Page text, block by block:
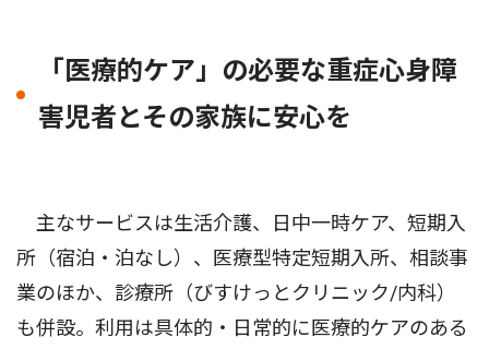
「医療的ケア」の必要な重症心身障
害児者とその家族に安心を
主なサービスは生活介護、日中一時ケア、短期入
所（宿泊・泊なし）、医療型特定短期入所、相談事
業のほか、診療所（びすけっとクリニック/内科）
も併設。利用は具体的・日常的に医療的ケアのある